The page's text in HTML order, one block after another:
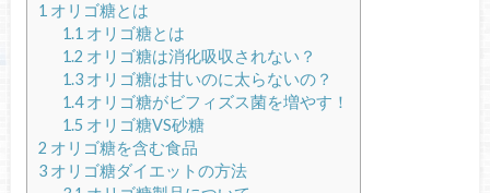
1 オリゴ糖とは
1.1 オリゴ糖とは
1.2 オリゴ糖は消化吸収されない？
1.3オリゴ糖は甘いのに太らないの？
1.4オリゴ糖がビフィズス菌を増やす！
1.5 オリゴ糖VS砂糖
2 オリゴ糖を含む食品
3オリゴ糖ダイエットの方法